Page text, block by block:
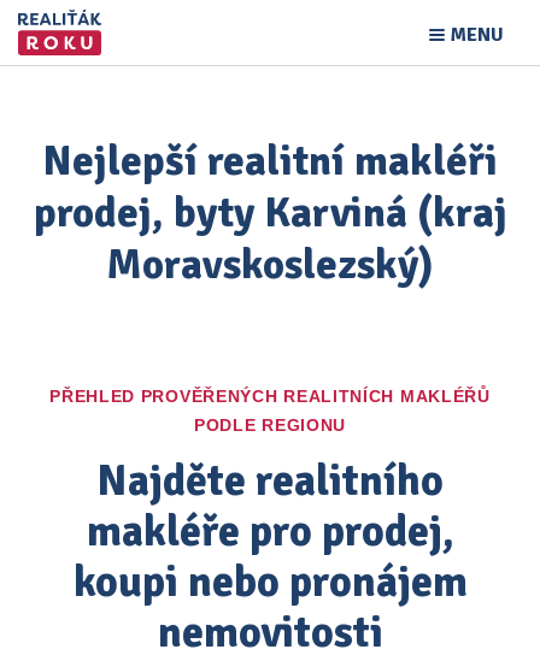
MENU
Nejlepší realitní makléři
prodej, byty Karviná (kraj
Moravskoslezský)
PŘEHLED PROVĚŘENÝCH REALITNÍCH MAKLÉŘŮ
PODLE REGIONU
Najděte realitního
makléře pro prodej,
koupi nebo pronájem
nemovitosti